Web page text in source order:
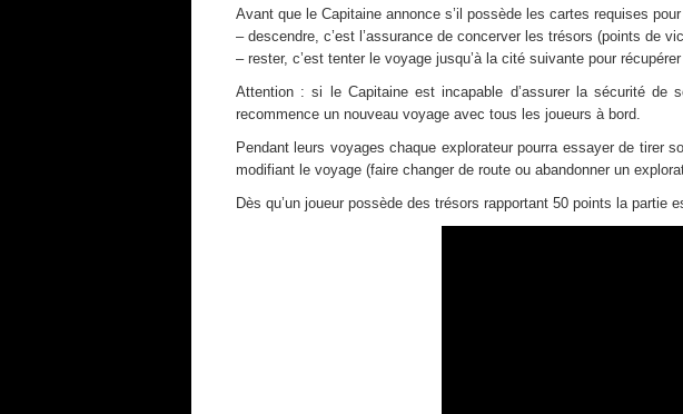
Avant que le Capitaine annonce s’il possède les cartes requises
– descendre, c’est l’assurance de concerver les trésors (points de
– rester, c’est tenter le voyage jusqu’à la cité suivante pour
Attention : si le Capitaine est incapable d’assurer la sécurité de
recommence un nouveau voyage avec tous les joueurs à bord.
Pendant leurs voyages chaque explorateur pourra essayer de tirer
modifiant le voyage (faire changer de route ou abandonner un
Dès qu’un joueur possède des trésors rapportant 50 points la partie